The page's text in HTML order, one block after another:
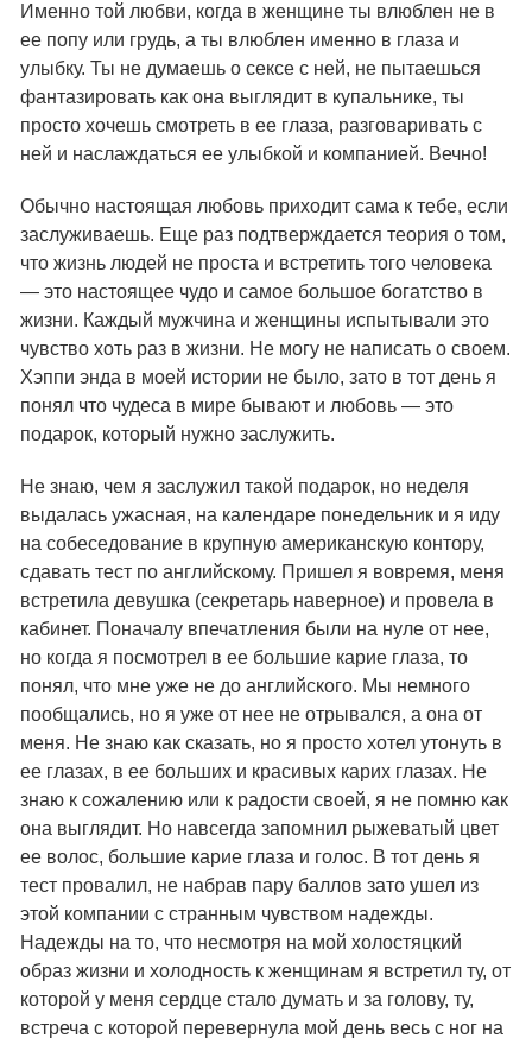
Именно той любви, когда в женщине ты влюблен не в
ее попу или грудь, а ты влюблен именно в глаза и
улыбку. Ты не думаешь о сексе с ней, не пытаешься
фантазировать как она выглядит в купальнике, ты
просто хочешь смотреть в ее глаза, разговаривать с
ней и наслаждаться ее улыбкой и компанией. Вечно!
Обычно настоящая любовь приходит сама к тебе, если
заслуживаешь. Еще раз подтверждается теория о том,
что жизнь людей не проста и встретить того человека
— это настоящее чудо и самое большое богатство в
жизни. Каждый мужчина и женщины испытывали это
чувство хоть раз в жизни. Не могу не написать о своем.
Хэппи энда в моей истории не было, зато в тот день я
понял что чудеса в мире бывают и любовь — это
подарок, который нужно заслужить.
Не знаю, чем я заслужил такой подарок, но неделя
выдалась ужасная, на календаре понедельник и я иду
на собеседование в крупную американскую контору,
сдавать тест по английскому. Пришел я вовремя, меня
встретила девушка (секретарь наверное) и провела в
кабинет. Поначалу впечатления были на нуле от нее,
но когда я посмотрел в ее большие карие глаза, то
понял, что мне уже не до английского. Мы немного
пообщались, но я уже от нее не отрывался, а она от
меня. Не знаю как сказать, но я просто хотел утонуть в
ее глазах, в ее больших и красивых карих глазах. Не
знаю к сожалению или к радости своей, я не помню как
она выглядит. Но навсегда запомнил рыжеватый цвет
ее волос, большие карие глаза и голос. В тот день я
тест провалил, не набрав пару баллов зато ушел из
этой компании с странным чувством надежды.
Надежды на то, что несмотря на мой холостяцкий
образ жизни и холодность к женщинам я встретил ту, от
которой у меня сердце стало думать и за голову, ту,
встреча с которой перевернула мой день весь с ног на